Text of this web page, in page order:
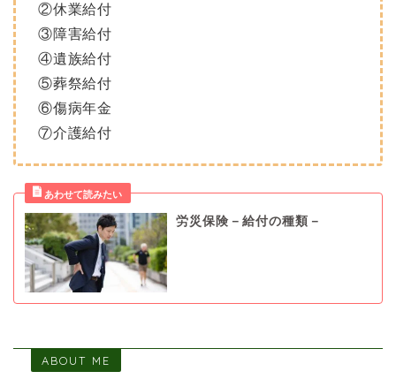
②休業給付
③障害給付
④遺族給付
⑤葬祭給付
⑥傷病年金
⑦介護給付
労災保険－給付の種類－
ABOUT ME